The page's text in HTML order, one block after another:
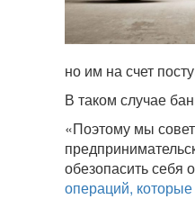
но им на счет
В таком случае
«Поэтому мы
обезопасить себя
операций, которые